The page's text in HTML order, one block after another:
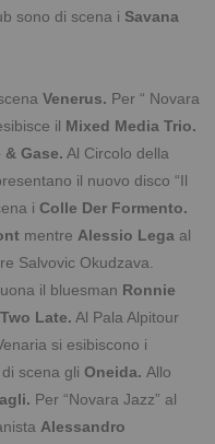
sono discena i Savana
Venerus. Per “ Novara
il Mixed Media Trio.
& Gase. Al Circolo della
il nuovo disco “Il
iColle Der Formento.
mentreAlessio Lega al
Salvovic Okudzava.
il bluesman Ronnie
Two Late. Al Pala Alpitour
si esibiscono i
di scena gliOneida.Allo
Per “Novara Jazz” al
Alessandro